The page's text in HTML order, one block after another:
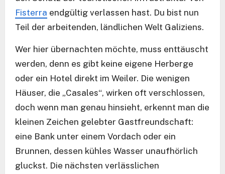
Fisterra endgültig verlassen hast. Du bist nun
Teil der arbeitenden, ländlichen Welt Galiziens.
Wer hier übernachten möchte, muss enttäuscht
werden, denn es gibt keine eigene Herberge
oder ein Hotel direkt im Weiler. Die wenigen
Häuser, die „Casales“, wirken oft verschlossen,
doch wenn man genau hinsieht, erkennt man die
kleinen Zeichen gelebter Gastfreundschaft:
eine Bank unter einem Vordach oder ein
Brunnen, dessen kühles Wasser unaufhörlich
gluckst. Die nächsten verlässlichen